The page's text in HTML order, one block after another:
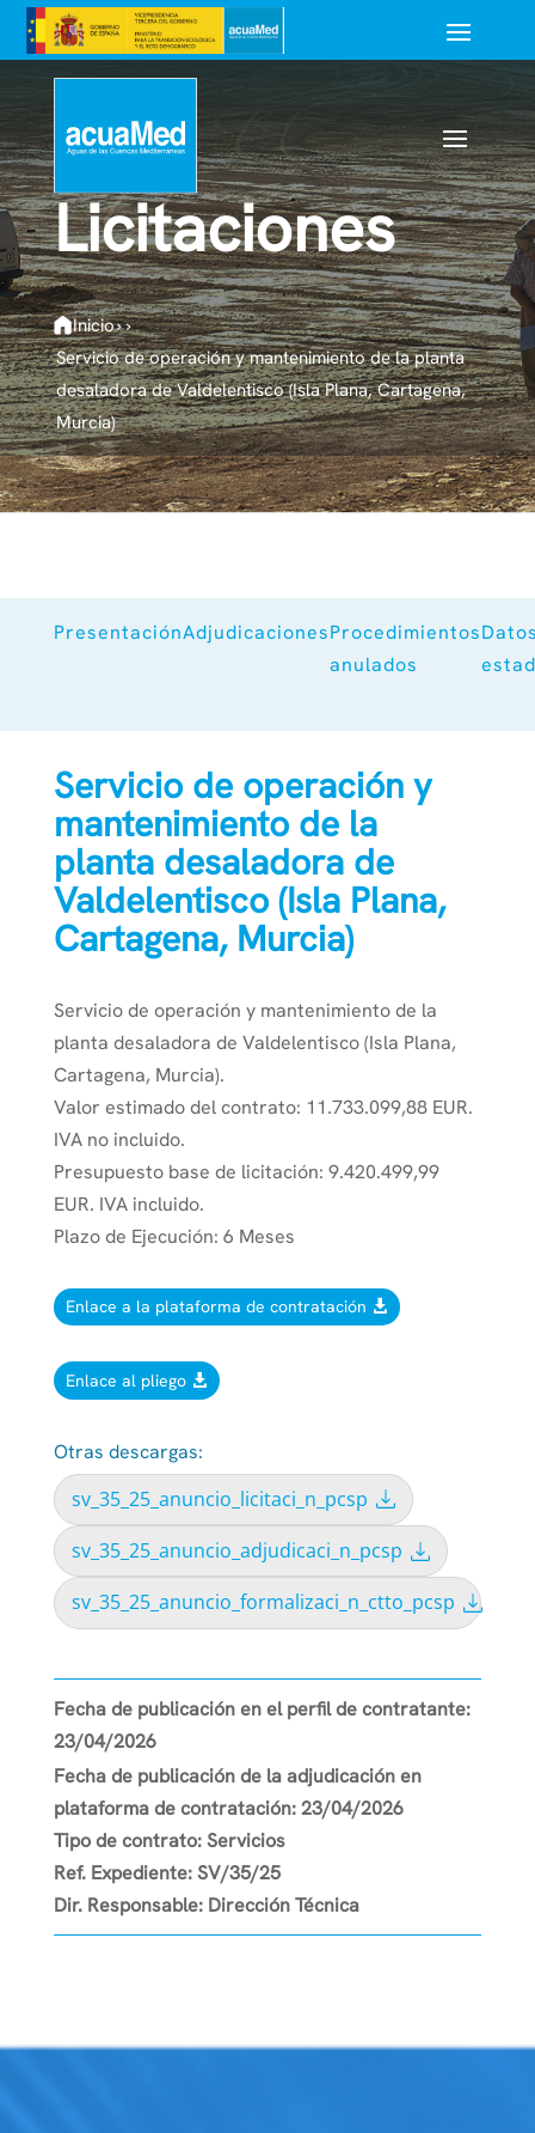
Licitaciones
Inicio› ›
Servicio de operación y mantenimiento de la planta
desaladora de Valdelentisco (Isla Plana, Cartagena,
Murcia)
PresentaciónAdjudicacionesProcedimientos
anulados
Servicio de operación y
mantenimiento de la
planta desaladora de
Valdelentisco (Isla Plana,
Cartagena, Murcia)
Servicio de operación y mantenimiento de la
planta desaladora de Valdelentisco (Isla Plana,
Cartagena, Murcia).
Valor estimado del contrato: 11.733.099,88 EUR.
IVA no incluido.
Presupuesto base de licitación: 9.420.499,99
EUR. IVA incluido.
Plazo de Ejecución: 6 Meses
Enlace a la plataforma de contratación
Enlace al pliego
Otras descargas:
sv_35_25_anuncio_licitaci_n_pcsp
sv_35_25_anuncio_adjudicaci_n_pcsp
sv_35_25_anuncio_formalizaci_n_ctto_pcsp
Fecha de publicación en el perfil de contratante:
23/04/2026
Fecha de publicación de la adjudicación en
plataforma de contratación: 23/04/2026
Tipo de contrato: Servicios
Ref. Expediente: SV/35/25
Dir. Responsable: Dirección Técnica